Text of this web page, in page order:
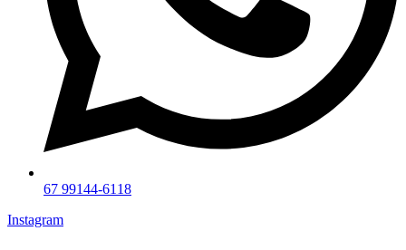
67 99144-6118
Instagram